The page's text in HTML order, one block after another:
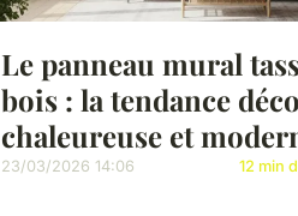
Le panneau mural
bois : la tendance déco
chaleureuse et
23/03/2026 14:06 12 min